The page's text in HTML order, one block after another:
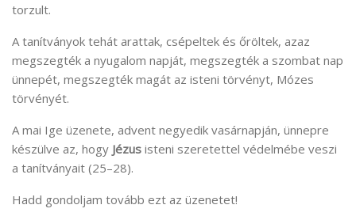
torzult.
A tanítványok tehát arattak, csépeltek és őröltek, azaz
megszegték a nyugalom napját, megszegték a szombat nap
ünnepét, megszegték magát az isteni törvényt, Mózes
törvényét.
A mai Ige üzenete, advent negyedik vasárnapján, ünnepre
készülve az, hogy Jézus isteni szeretettel védelmébe veszi
a tanítványait (25–28).
Hadd gondoljam tovább ezt az üzenetet!